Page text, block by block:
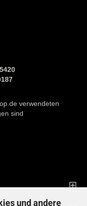
und andere
verwendeten
sind